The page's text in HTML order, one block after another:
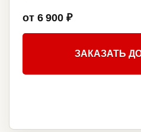
от 6 900 ₽
ЗАКАЗАТЬ